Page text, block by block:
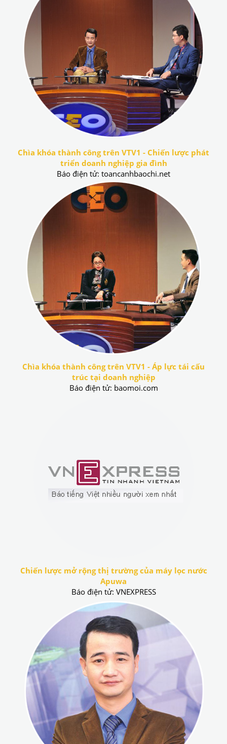
Chìa khóa thành công trên VTV1 - Chiến lược phát
triển doanh nghiệp gia đình
Báo điện tử: toancanhbaochi.net
Chìa khóa thành công trên VTV1 - Áp lực tái cấu
trúc tại doanh nghiệp
Báo điện tử: baomoi.com
Chiến lược mở rộng thị trường của máy lọc nước
Apuwa
Báo điện tử: VNEXPRESS